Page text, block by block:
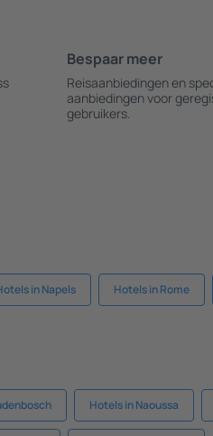
Bespaar meer
Reisaanbiedingen en
aanbiedingen voor
gebruikers.
in Napels Hotels in Rome
Hotels in Naoussa